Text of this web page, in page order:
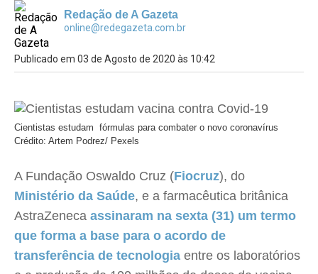
Redação de A Gazeta
online@redegazeta.com.br
Publicado em 03 de Agosto de 2020 às 10:42
Cientistas estudam fórmulas para combater o novo coronavírus
Crédito: Artem Podrez/ Pexels
A Fundação Oswaldo Cruz (Fiocruz), do
Ministério da Saúde, e a farmacêutica britânica
AstraZeneca assinaram na sexta (31) um termo
que forma a base para o acordo de
transferência de tecnologia entre os laboratórios